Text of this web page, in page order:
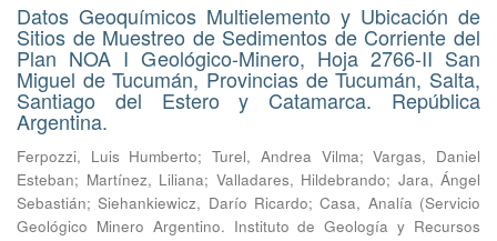
Datos Geoquímicos Multielemento y Ubicación de
Sitios de Muestreo de Sedimentos de Corriente del
Plan NOA I Geológico-Minero, Hoja 2766-II San
Miguel de Tucumán, Provincias de Tucumán, Salta,
Santiago del Estero y Catamarca. República
Argentina.
Ferpozzi, Luis Humberto;Turel, Andrea Vilma;Vargas, Daniel
Esteban; Martínez, Liliana; Valladares, Hildebrando; Jara, Ángel
Sebastián;Siehankiewicz, Darío Ricardo;Casa, Analía (Servicio
Geológico Minero Argentino. Instituto de Geología y Recursos